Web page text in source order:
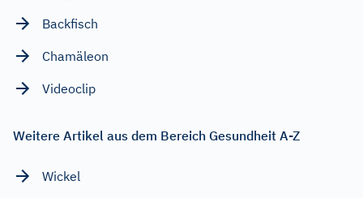
Backfisch
Chamäleon
Videoclip
Weitere Artikel aus dem Bereich Gesundheit A-Z
Wickel